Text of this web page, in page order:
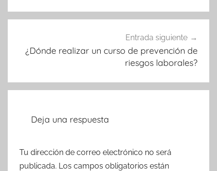
Entrada siguiente
¿Dónde realizar un curso de prevención de
riesgos laborales?
Deja una respuesta
Tu dirección de correo electrónico no será
publicada. Los campos obligatorios están